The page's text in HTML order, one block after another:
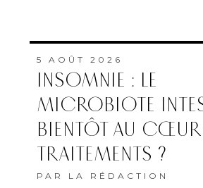
5 AOÛT 2026
INSOMNIE : LE
MICROBIOTE
BIENTÔT AU CŒUR
TRAITEMENTS ?
PAR LA RÉDACTION